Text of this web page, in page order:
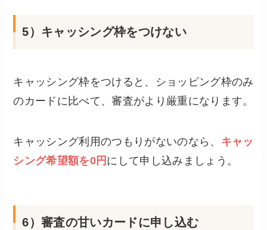
5）キャッシング枠をつけない
キャッシング枠をつけると、ショッピング枠のみ
のカードに比べて、審査がより厳重になります。
キャッシング利用のつもりがないのなら、 キャッ
シング希望額を0円 にして申し込みましょう。
6）審査の甘いカードに申し込む